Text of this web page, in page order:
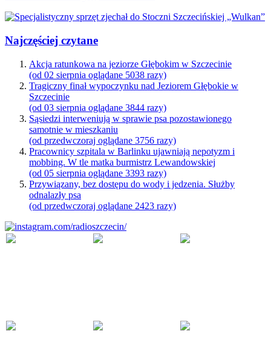
Najczęściej czytane
Akcja ratunkowa na jeziorze Głębokim w Szczecinie
(od 02 sierpnia oglądane 5038 razy)
Tragiczny finał wypoczynku nad Jeziorem Głębokie w
Szczecinie
(od 03 sierpnia oglądane 3844 razy)
Sąsiedzi interweniują w sprawie psa pozostawionego
samotnie w mieszkaniu
(od przedwczoraj oglądane 3756 razy)
Pracownicy szpitala w Barlinku ujawniają nepotyzm i
mobbing. W tle matka burmistrz Lewandowskiej
(od 05 sierpnia oglądane 3393 razy)
Przywiązany, bez dostępu do wody i jedzenia. Służby
odnalazły psa
(od przedwczoraj oglądane 2423 razy)